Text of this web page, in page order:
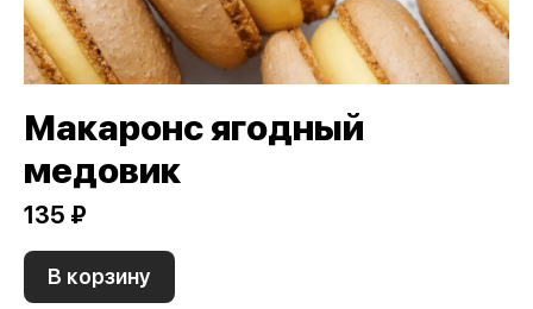
Макаронс ягодный
медовик
135 ₽
В корзину